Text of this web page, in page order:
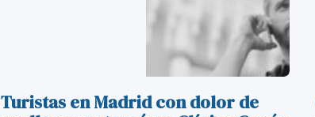
Turistas en Madrid con dolor de